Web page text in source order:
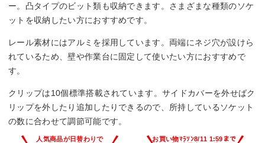
ー。凸タイプのビット類も収納できます。さまざまな種類のソケ
ットを収納したい方におすすめです。
レール素材にはアルミを採用しています。両端にネジ穴が設けら
れているため、壁や作業台に固定して使いたい方におすすめで
す。
クリップは10個標準搭載されています。サイドカバーを外せばク
リップを外したり追加したりできるので、所持しているソケット
の数に合わせて調節可能です。